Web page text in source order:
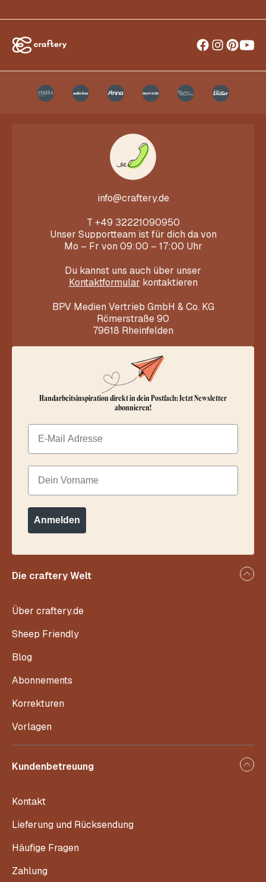
info@craftery.de
T +49 32221090950
Unser Supportteam ist für dich da von
Mo – Fr von 09:00 – 17:00 Uhr
Du kannst uns auch über unser
Kontaktformular kontaktieren
BPV Medien Vertrieb GmbH & Co. KG
Römerstraße 90
79618 Rheinfelden
Die craftery Welt
Über craftery.de
Sheep Friendly
Blog
Abonnements
Korrekturen
Vorlagen
Kundenbetreuung
Kontakt
Lieferung und Rücksendung
Häufige Fragen
Zahlung
Handarbeitsinspiration direkt in dein Postfach: Jetzt Newsletter
abonnieren!
Email
Dein Vorname
Anmelden